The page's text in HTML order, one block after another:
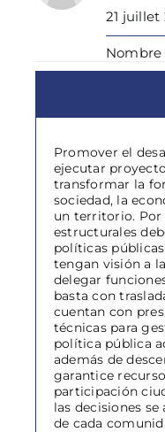
21 juillet
Nombre
Promover el
ejecutar
transformar la
sociedad, la
un territorio. Por
estructurales
políticas
tengan visión a
delegar
basta con
cuentan con
técnicas para
política pública
además de
garantice
participación
las decisiones se
de cada